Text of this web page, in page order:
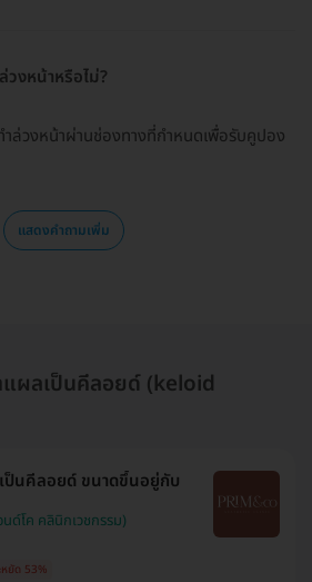
วงหน้าหรือไม่?
ำล่วงหน้าผ่านช่องทางที่กำหนดเพื่อรับคูปอง
แสดงคำถามเพิ่ม
ผลเป็นคีลอยด์ (keloid
ป็นคีลอยด์ ขนาดขึ้นอยู่กับ
ด์โค คลินิกเวชกรรม)
หยัด 53%